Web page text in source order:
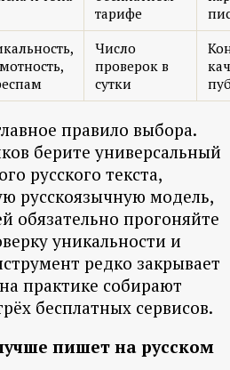
тарифе
Число
проверок в
сутки
правило выбора.
берите универсальный
русского текста,
русскоязычную модель,
обязательно прогоняйте
уникальности и
редко закрывает
практике собирают
бесплатных сервисов.
пишет на русском